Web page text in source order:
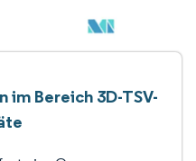
im Bereich 3D-TSV-